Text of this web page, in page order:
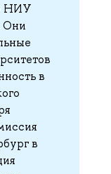
НИУ
Они
в
в